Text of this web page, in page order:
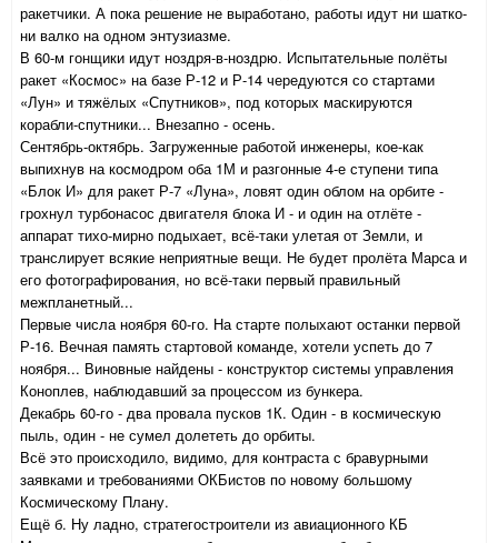
ракетчики. А пока решение не выработано, работы идут ни шатко-
ни валко на одном энтузиазме.
В 60-м гонщики идут ноздря-в-ноздрю. Испытательные полёты
ракет «Космос» на базе Р-12 и Р-14 чередуются со стартами
«Лун» и тяжёлых «Спутников», под которых маскируются
корабли-спутники... Внезапно - осень.
Сентябрь-октябрь. Загруженные работой инженеры, кое-как
выпихнув на космодром оба 1М и разгонные 4-е ступени типа
«Блок И» для ракет Р-7 «Луна», ловят один облом на орбите -
грохнул турбонасос двигателя блока И - и один на отлёте -
аппарат тихо-мирно подыхает, всё-таки улетая от Земли, и
транслирует всякие неприятные вещи. Не будет пролёта Марса и
его фотографирования, но всё-таки первый правильный
межпланетный...
Первые числа ноября 60-го. На старте полыхают останки первой
Р-16. Вечная память стартовой команде, хотели успеть до 7
ноября... Виновные найдены - конструктор системы управления
Коноплев, наблюдавший за процессом из бункера.
Декабрь 60-го - два провала пусков 1К. Один - в космическую
пыль, один - не сумел долететь до орбиты.
Всё это происходило, видимо, для контраста с бравурными
заявками и требованиями ОКБистов по новому большому
Космическому Плану.
Ещё б. Ну ладно, стратегостроители из авиационного КБ